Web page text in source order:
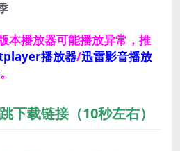
本播放器可能播放异常，推
播放器/迅雷影音播放
。
下载链接（10秒左右）